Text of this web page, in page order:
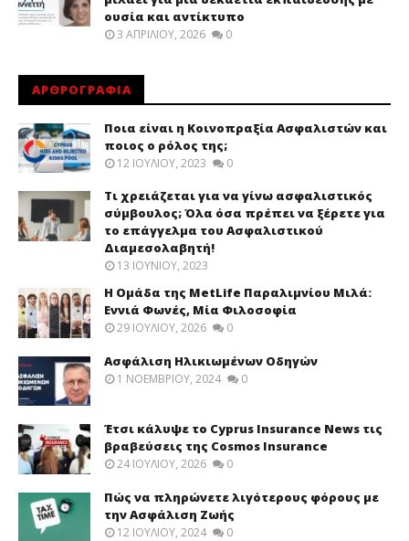
ουσία και αντίκτυπο
3 ΑΠΡΙΛΊΟΥ, 2026 0
ΑΡΘΡΟΓΡΑΦΙΑ
Ποια είναι η Κοινοπραξία Ασφαλιστών και
ποιος ο ρόλος της;
12 ΙΟΥΛΊΟΥ, 2023 0
Τι χρειάζεται για να γίνω ασφαλιστικός
σύμβουλος; Όλα όσα πρέπει να ξέρετε για
το επάγγελμα του Ασφαλιστικού
Διαμεσολαβητή!
13 ΙΟΥΝΊΟΥ, 2023
Η Ομάδα της MetLife Παραλιμνίου Μιλά:
Εννιά Φωνές, Μία Φιλοσοφία
29 ΙΟΥΛΊΟΥ, 2026 0
Ασφάλιση Ηλικιωμένων Οδηγών
1 ΝΟΕΜΒΡΊΟΥ, 2024 0
Έτσι κάλυψε το Cyprus Insurance News τις
βραβεύσεις της Cosmos Insurance
24 ΙΟΥΛΊΟΥ, 2026 0
Πώς να πληρώνετε λιγότερους φόρους με
την Ασφάλιση Ζωής
12 ΙΟΥΛΊΟΥ, 2024 0